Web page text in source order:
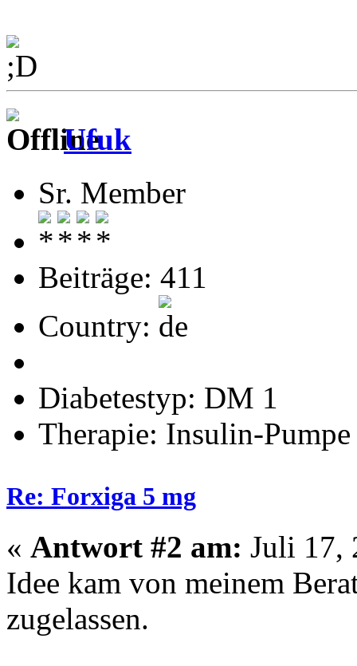
Ufuk
Sr. Member
Beiträge: 411
Country:
Diabetestyp: DM 1
Therapie: Insulin-Pumpe
Re: Forxiga 5 mg
« Antwort #2 am: Juli 17,
Idee kam von meinem
zugelassen.